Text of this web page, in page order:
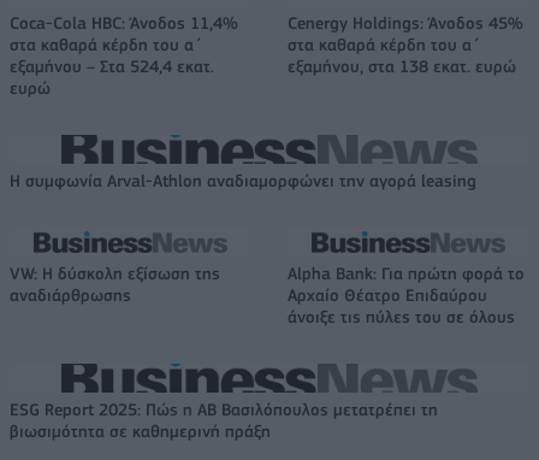
Coca-Cola HBC: Άνοδος 11,4%
στα καθαρά κέρδη του α΄
εξαμήνου – Στα 524,4 εκατ.
ευρώ
Cenergy Holdings: Άνοδος 45%
στα καθαρά κέρδη του α΄
εξαμήνου, στα 138 εκατ. ευρώ
Η συμφωνία Arval-Athlon αναδιαμορφώνει την αγορά leasing
VW: Η δύσκολη εξίσωση της
αναδιάρθρωσης
Alpha Bank: Για πρώτη φορά το
Αρχαίο Θέατρο Επιδαύρου
άνοιξε τις πύλες του σε όλους
ESG Report 2025: Πώς η ΑΒ Βασιλόπουλος μετατρέπει τη
βιωσιμότητα σε καθημερινή πράξη